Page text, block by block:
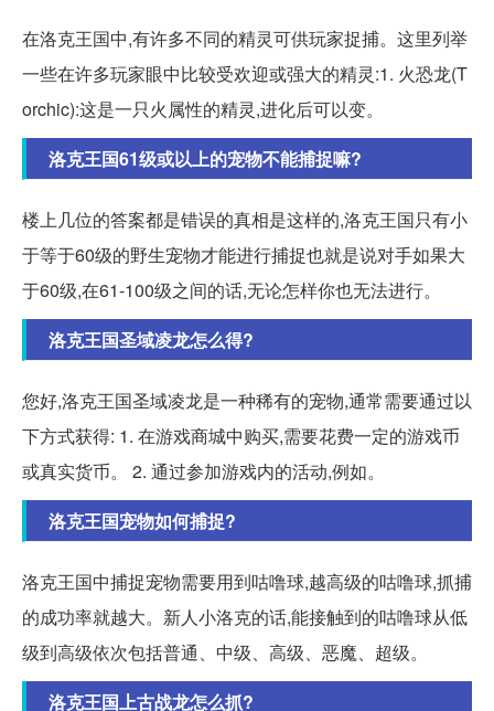
在洛克王国中,有许多不同的精灵可供玩家捉捕。这里列举
一些在许多玩家眼中比较受欢迎或强大的精灵:1. 火恐龙(T
orchic):这是一只火属性的精灵,进化后可以变。
洛克王国61级或以上的宠物不能捕捉嘛?
楼上几位的答案都是错误的真相是这样的,洛克王国只有小
于等于60级的野生宠物才能进行捕捉也就是说对手如果大
于60级,在61-100级之间的话,无论怎样你也无法进行。
洛克王国圣域凌龙怎么得?
您好,洛克王国圣域凌龙是一种稀有的宠物,通常需要通过以
下方式获得: 1. 在游戏商城中购买,需要花费一定的游戏币
或真实货币。 2. 通过参加游戏内的活动,例如。
洛克王国宠物如何捕捉?
洛克王国中捕捉宠物需要用到咕噜球,越高级的咕噜球,抓捕
的成功率就越大。新人小洛克的话,能接触到的咕噜球从低
级到高级依次包括普通、中级、高级、恶魔、超级。
洛克王国上古战龙怎么抓?